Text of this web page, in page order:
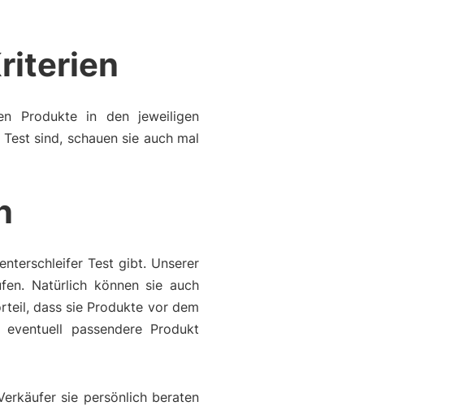
Produkte in den jeweiligen
sind, schauen sie auch mal
Test gibt. Unserer
Natürlich können sie auch
dass sie Produkte vor dem
passendere Produkt
sie persönlich beraten